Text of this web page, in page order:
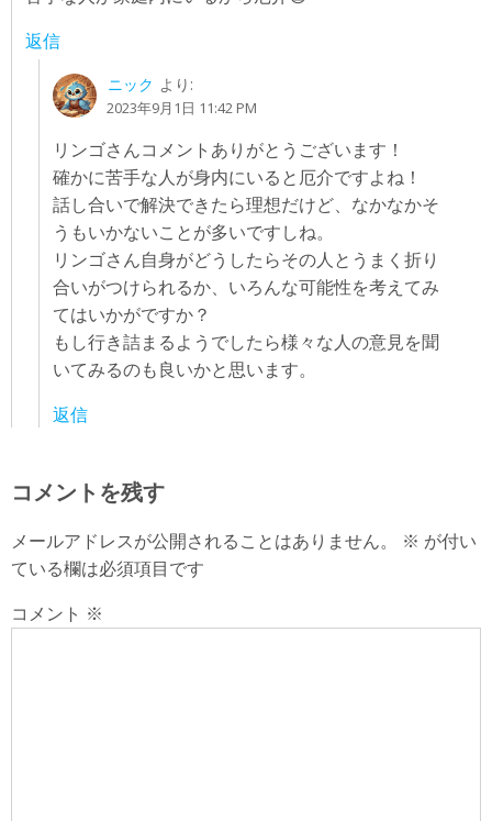
返信
ニック より:
2023年9月1日 11:42 PM
リンゴさんコメントありがとうございます！
確かに苦手な人が身内にいると厄介ですよね！
話し合いで解決できたら理想だけど、なかなかそ
うもいかないことが多いですしね。
リンゴさん自身がどうしたらその人とうまく折り
合いがつけられるか、いろんな可能性を考えてみ
てはいかがですか？
もし行き詰まるようでしたら様々な人の意見を聞
いてみるのも良いかと思います。
返信
コメントを残す
メールアドレスが公開されることはありません。 ※ が付い
ている欄は必須項目です
コメント ※